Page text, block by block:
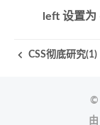
left 设置
CSS彻底研究(1)
©
由